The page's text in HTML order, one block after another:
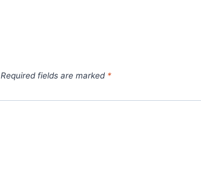
Required fields are marked *